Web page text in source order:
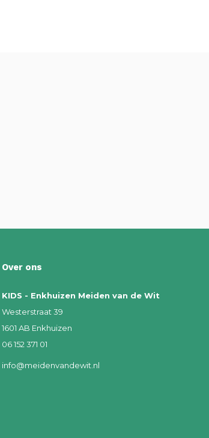
Over ons
KIDS - Enkhuizen Meiden van de Wit
Westerstraat 39
1601 AB Enkhuizen
06 152 371 01
info@meidenvandewit.nl